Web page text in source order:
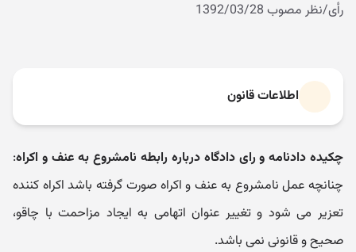
رأی/نظر مصوب 1392/03/28
اطلاعات قانون
چکیده دادنامه و رای دادگاه درباره رابطه نامشروع به عنف و اکراه:
چنانچه عمل نامشروع به عنف و اکراه صورت گرفته باشد اکراه کننده
تعزیر می شود و تغییر عنوان اتهامی به ایجاد مزاحمت با چاقو،
صحیح و قانونی نمی باشد.